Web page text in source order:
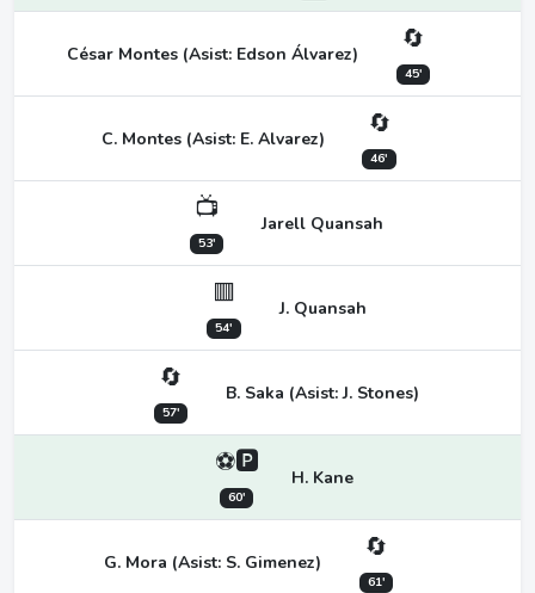
César Montes (Asist: Edson Álvarez) 🔄
45'
C. Montes (Asist: E. Alvarez) 🔄
46'
📺
53'
Jarell Quansah
🟥
54'
J. Quansah
🔄
57'
B. Saka (Asist: J. Stones)
⚽🅿
60'
H. Kane
G. Mora (Asist: S. Gimenez) 🔄
61'